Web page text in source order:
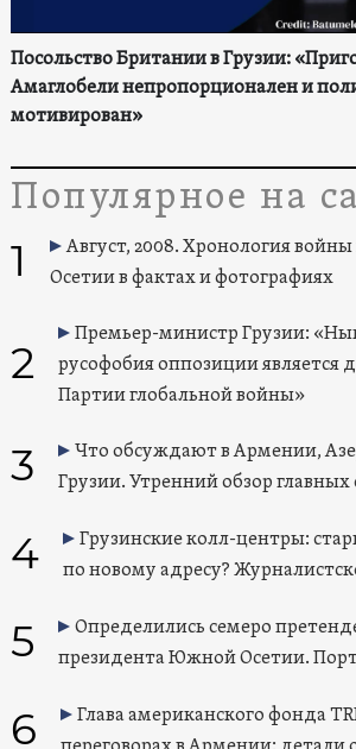
Посольство Британии в Грузии:
Амаглобели непропорционален и
мотивирован»
Популярное на
1
Август, 2008. Хронология
Осетии в фактах и фотографиях
2
Премьер-министр Грузии:
русофобия оппозиции является
Партии глобальной войны»
3
Что обсуждают в Армении,
Грузии. Утренний обзор
4
Грузинские колл-центры:
по новому адресу?
5
Определились семеро
президента Южной Осетии.
6
Глава американского фонда